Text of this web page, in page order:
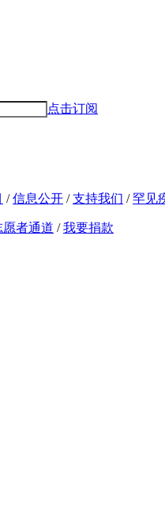
点击订阅
/ 信息公开 / 支持我们 / 罕见
愿者通道 / 我要捐款